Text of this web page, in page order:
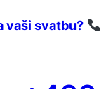
vaši svatbu?